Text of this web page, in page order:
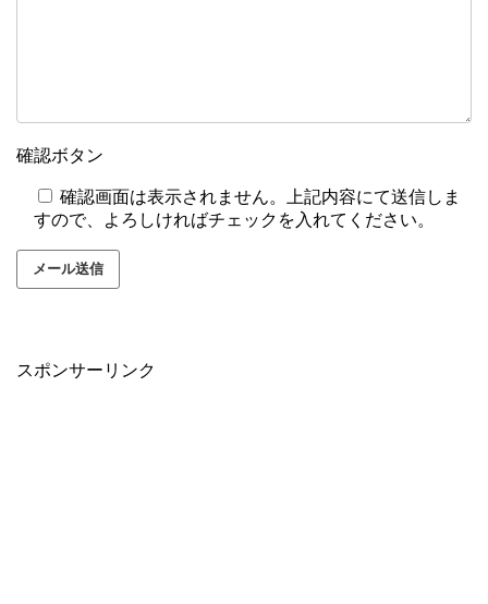
確認ボタン
確認画面は表示されません。上記内容にて送信しま
すので、よろしければチェックを入れてください。
スポンサーリンク